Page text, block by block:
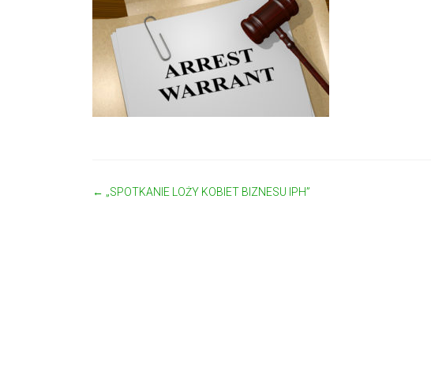
← „SPOTKANIE LOŻY KOBIET BIZNESU IPH”